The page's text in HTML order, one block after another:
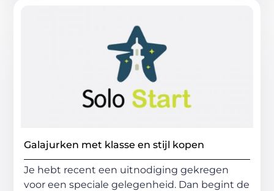
Galajurken met klasse en stijl kopen
Je hebt recent een uitnodiging gekregen
voor een speciale gelegenheid. Dan begint de